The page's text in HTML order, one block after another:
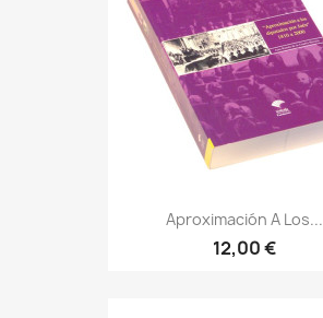
Aproximación A Los...
12,00 €